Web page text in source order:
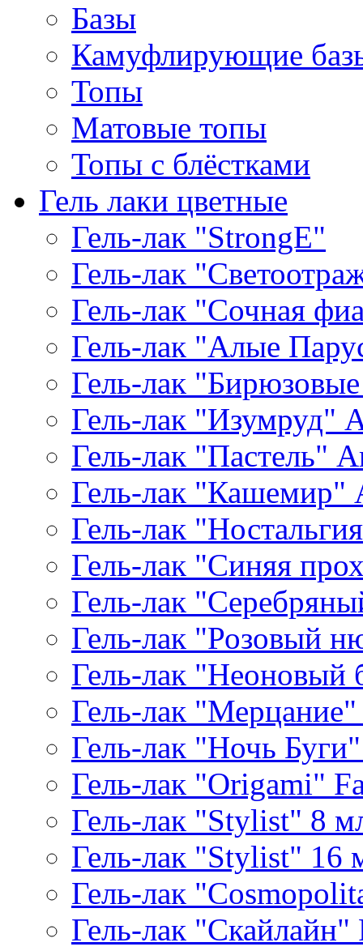
Базы
Камуфлирующие
Топы
Матовые топы
Топы с блёстками
Гель лаки цветные
Гель-лак "StrongE"
Гель-лак
Гель-лак "Сочная
Гель-лак "Алые
Гель-лак
Гель-лак "Изумруд"
Гель-лак "Пастель"
Гель-лак "Кашемир"
Гель-лак
Гель-лак "Синяя
Гель-лак
Гель-лак "Розовый
Гель-лак "Неоновый
Гель-лак
Гель-лак "Ночь
Гель-лак "Origami"
Гель-лак "Stylist" 8
Гель-лак "Stylist" 16
Гель-лак
Гель-лак "Скайлайн"